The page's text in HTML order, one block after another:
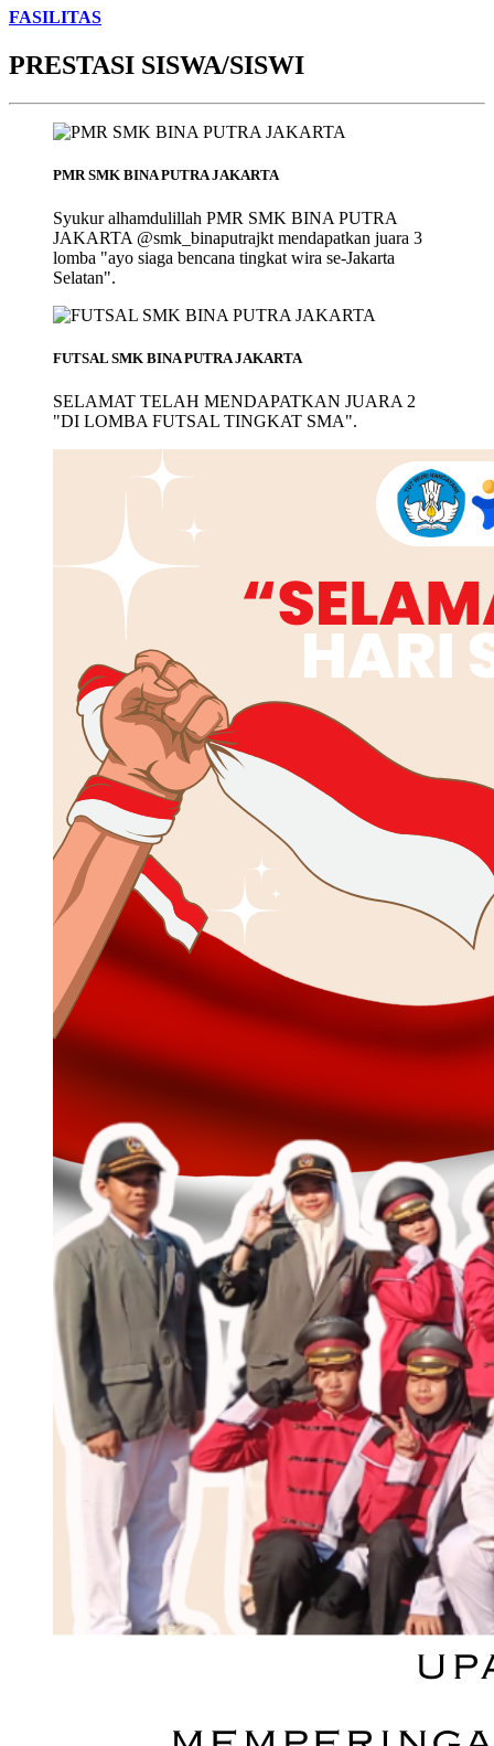
FASILITAS
PRESTASI SISWA/SISWI
PMR SMK BINA PUTRA JAKARTA
Syukur alhamdulillah PMR SMK BINA PUTRA
JAKARTA @smk_binaputrajkt mendapatkan juara 3
lomba "ayo siaga bencana tingkat wira se-Jakarta
Selatan".
FUTSAL SMK BINA PUTRA JAKARTA
SELAMAT TELAH MENDAPATKAN JUARA 2
"DI LOMBA FUTSAL TINGKAT SMA".